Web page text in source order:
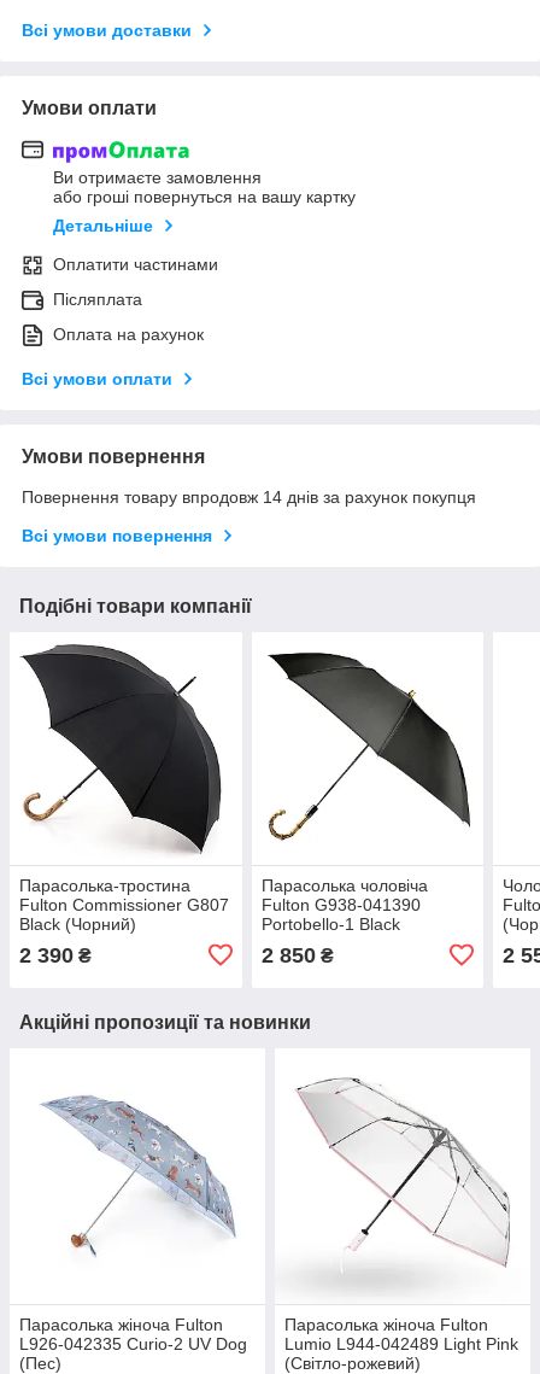
Всі умови доставки
Умови оплати
Ви отримаєте замовлення
або гроші повернуться на вашу картку
Детальніше
Оплатити частинами
Післяплата
Оплата на рахунок
Всі умови оплати
Умови повернення
Повернення товару впродовж 14 днів за рахунок покупця
Всі умови повернення
Подібні товари компанії
Парасолька-тростина
Fulton Commissioner G807
Black (Чорний)
2 390 ₴
Парасолька чоловіча
Fulton G938-041390
Portobello-1 Black
2 850₴ 2
Акційні пропозиції та новинки
Парасолька жіноча Fulton
L926-042335 Curio-2 UV Dog
(Пес)
Парасолька жіноча Fulton
Lumio L944-042489 Light Pink
(Світло-рожевий)